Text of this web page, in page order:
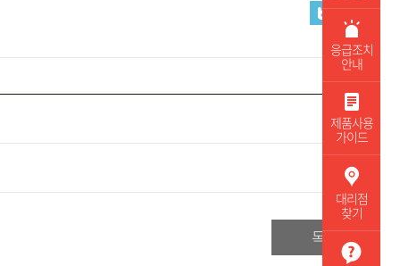
응급조치
안내
제품사용
가이드
대리점
찾기
목록